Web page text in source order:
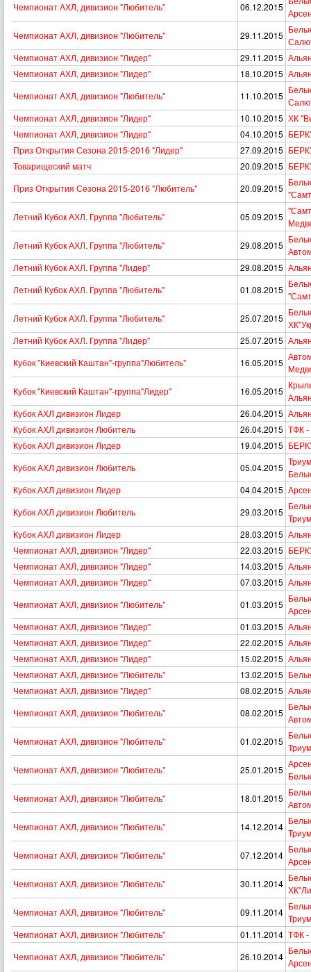
Чемпионат АХЛ, дивизион "Любитель" 06.12.2015
Чемпионат АХЛ, дивизион "Любитель"
29.11.2015
Чемпионат АХЛ, дивизион "Лидер"
29.11.2015
Чемпионат АХЛ, дивизион "Лидер"
18.10.2015
Чемпионат АХЛ, дивизион "Любитель"
11.10.2015
Чемпионат АХЛ, дивизион "Лидер"
10.10.2015 ХК
Чемпионат АХЛ, дивизион "Лидер"
04.10.2015
Приз Открытия Сезона 2015-2016 "Лидер"
27.09.2015
Товарищеский матч
20.09.2015
Приз Открытия Сезона 2015-2016 "Любитель"
20.09.2015
Летний Кубок АХЛ. Группа "Любитель"
05.09.2015
Летний Кубок АХЛ. Группа "Любитель"
29.08.2015
Летний Кубок АХЛ. Группа "Лидер"
29.08.2015
Летний Кубок АХЛ. Группа "Любитель"
01.08.2015
Летний Кубок АХЛ. Группа "Любитель"
25.07.2015
Летний Кубок АХЛ. Группа "Лидер"
25.07.2015
Кубок "Киевский Каштан"-группа"Любитель"
16.05.2015
Кубок "Киевский Каштан"-группа"Лидер"
16.05.2015
Кубок АХЛ дивизион Лидер
26.04.2015
Кубок АХЛ дивизион Любитель
26.04.2015 ТФК
Кубок АХЛ дивизион Лидер
19.04.2015
Кубок АХЛ дивизион Любитель
05.04.2015
Кубок АХЛ дивизион Лидер
04.04.2015
Кубок АХЛ дивизион Любитель
29.03.2015
Кубок АХЛ дивизион Лидер
28.03.2015
Чемпионат АХЛ, дивизион "Лидер"
22.03.2015
Чемпионат АХЛ, дивизион "Лидер"
14.03.2015
Чемпионат АХЛ, дивизион "Лидер"
07.03.2015
Чемпионат АХЛ, дивизион "Любитель"
01.03.2015
Чемпионат АХЛ, дивизион "Лидер"
01.03.2015
Чемпионат АХЛ, дивизион "Лидер"
22.02.2015
Чемпионат АХЛ, дивизион "Лидер"
15.02.2015
Чемпионат АХЛ, дивизион "Любитель"
13.02.2015
Чемпионат АХЛ, дивизион "Лидер"
08.02.2015
Чемпионат АХЛ, дивизион "Любитель"
08.02.2015
Чемпионат АХЛ, дивизион "Любитель"
01.02.2015
Чемпионат АХЛ, дивизион "Любитель"
25.01.2015
Чемпионат АХЛ, дивизион "Любитель"
18.01.2015
Чемпионат АХЛ, дивизион "Любитель"
14.12.2014
Чемпионат АХЛ, дивизион "Любитель"
07.12.2014
Чемпионат АХЛ, дивизион "Любитель"
30.11.2014
Чемпионат АХЛ, дивизион "Любитель"
09.11.2014
Чемпионат АХЛ, дивизион "Любитель"
01.11.2014 ТФК
Чемпионат АХЛ, дивизион "Любитель"
26.10.2014